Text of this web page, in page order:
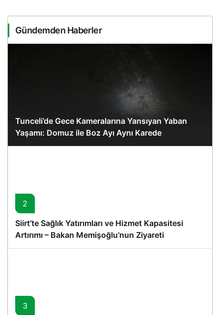
Gündemden Haberler
Tunceli’de Gece Kameralarına Yansıyan Yaban
Yaşamı: Domuz ile Boz Ayı Aynı Karede
2
Siirt’te Sağlık Yatırımları ve Hizmet Kapasitesi
Artırımı – Bakan Memişoğlu’nun Ziyareti
3